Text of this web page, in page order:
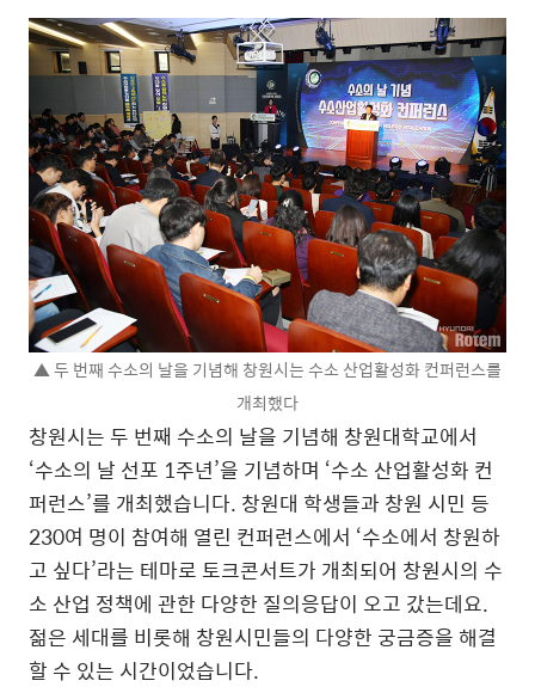
▲ 두 번째 수소의 날을 기념해 창원시는 수소 산업활성화 컨퍼런스를
개최했다
창원시는 두 번째 수소의 날을 기념해 창원대학교에서
‘수소의 날 선포 1주년’을 기념하며 ‘수소 산업활성화 컨
퍼런스’를 개최했습니다. 창원대 학생들과 창원 시민 등
230여 명이 참여해 열린 컨퍼런스에서 ‘수소에서 창원하
고 싶다’라는 테마로 토크콘서트가 개최되어 창원시의 수
소 산업 정책에 관한 다양한 질의응답이 오고 갔는데요.
젊은 세대를 비롯해 창원시민들의 다양한 궁금증을 해결
할 수 있는 시간이었습니다.